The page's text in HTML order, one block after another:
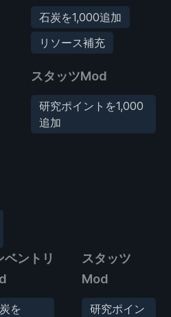
石炭を1,000追加
リソース補充
スタッツMod
研究ポイントを1,000
追加
ベントリ
を
スタッツ
Mod
研究ポイン